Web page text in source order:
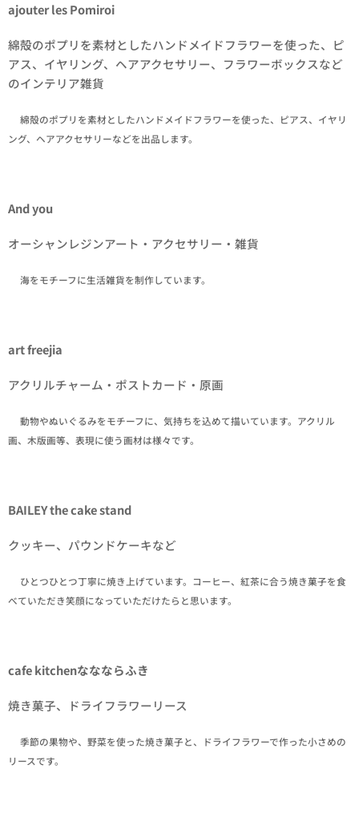
ajouter les Pomiroi
綿殻のポプリを素材としたハンドメイドフラワーを使った、ピ
アス、イヤリング、ヘアアクセサリー、フラワーボックスなど
のインテリア雑貨
✒綿殻のポプリを素材としたハンドメイドフラワーを使った、ピアス、イヤリ
ング、ヘアアクセサリーなどを出品します。
And you
オーシャンレジンアート・アクセサリー・雑貨
✒海をモチーフに生活雑貨を制作しています。
art freejia
アクリルチャーム・ポストカード・原画
✒動物やぬいぐるみをモチーフに、気持ちを込めて描いています。アクリル
画、木版画等、表現に使う画材は様々です。
BAILEY the cake stand
クッキー、パウンドケーキなど
✒ひとつひとつ丁寧に焼き上げています。コーヒー、紅茶に合う焼き菓子を食
べていただき笑顔になっていただけたらと思います。
cafe kitchenななならふき
焼き菓子、ドライフラワーリース
✒季節の果物や、野菜を使った焼き菓子と、ドライフラワーで作った小さめの
リースです。